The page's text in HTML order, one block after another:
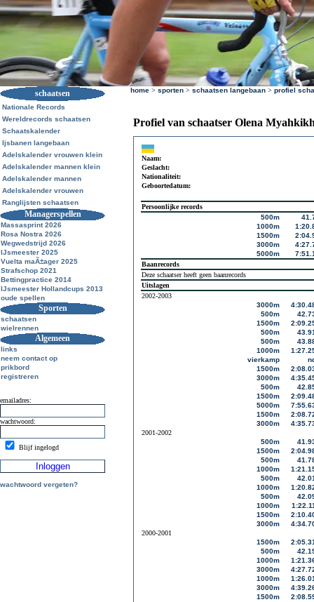
schaatsen
Nationale Records
Wereldrecords schaatsen
Schaatskalender
Ijsbanen langebaan
Adelskalender vrouwen klein
Adelskalender mannen klein
Adelskalender mannen
Adelskalender vrouwen
Ranglijsten schaatsen
Managerspellen
Massasprint 2026
Rosa Nostra 2026
Wegwedstrijd 2026
IJsmeester 2025
Vuelta maÃ±ager 2025
Strafschop 2021
Bettingpractice 2014
IJsmeester Hollandcups 2013
oude spellen
Sporten
schaatsen
wielrennen
Algemeen
links
neem contact op
prikbord
registreren
emailadres:
wachtwoord:
Blijf ingelogd
wachtwoord vergeten?
home > sporten > schaatsen langebaan > profiel
Profiel van schaatser Olena
Naam:
Geslacht:
Nationaliteit:
Geboortedatum:
Persoonlijke records
500m
1000m
1500m
3000m
5000m
Baanrecords
Deze schaatser heeft geen baanrecords
Uitslagen
2002-2003
3000m
500m
1500m
500m
500m
1000m
vierkamp
1500m
3000m
500m
1500m
5000m
1500m
3000m
2001-2002
500m
1500m
500m
1000m
500m
1000m
500m
1000m
1500m
3000m
2000-2001
1500m
500m
1000m
3000m
1000m
3000m
1500m